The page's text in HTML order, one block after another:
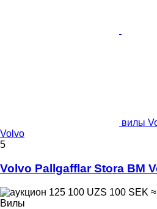
вилы
Volvo
5
Volvo Pallgafflar Stora BM
125 100 UZS 100 SEK
Вилы